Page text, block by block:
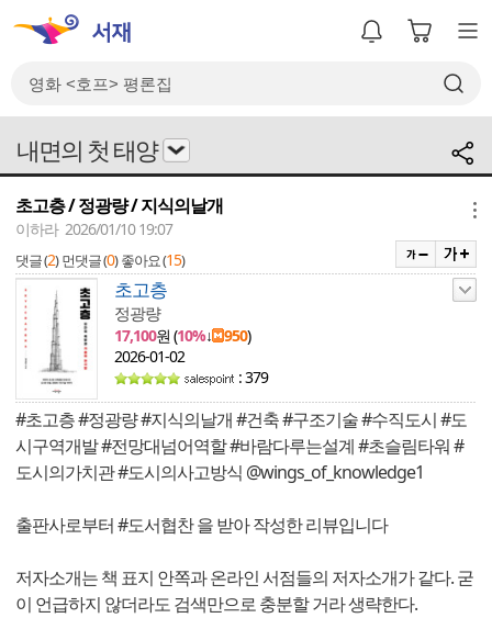
내면의 첫 태양
초고층 / 정광량 / 지식의날개
이하라 2026/01/10 19:07
댓글 (2) 먼댓글 (0) 좋아요 (15)
초고층
정광량
17,100원 (10%↓ 950)
2026-01-02
: 379
#초고층 #정광량 #지식의날개 #건축 #구조기술 #수직도시 #도
시구역개발 #전망대넘어역할 #바람다루는설계 #초슬림타워 #
도시의가치관 #도시의사고방식 @wings_of_knowledge1
출판사로부터 #도서협찬 을 받아 작성한 리뷰입니다
저자소개는 책 표지 안쪽과 온라인 서점들의 저자소개가 같다. 굳
이 언급하지 않더라도 검색만으로 충분할 거라 생략한다.